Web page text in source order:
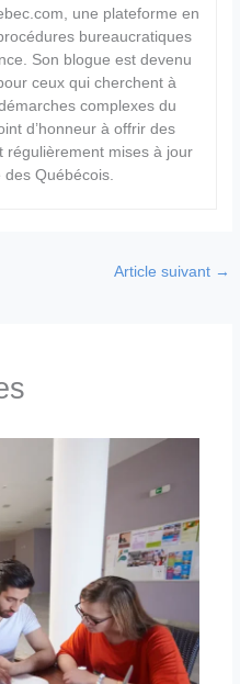
une plateforme en
bureaucratiques
Son blogue est devenu
ceux qui cherchent à
complexes du
d’honneur à offrir des
régulièrement mises à jour
Québécois.
Article suivant →